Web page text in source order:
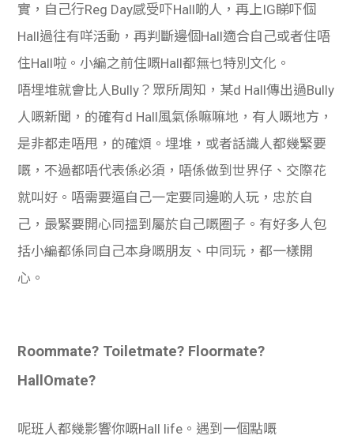
實，自己行Reg Day感受吓Hall啲人，再上IG睇吓個
Hall過往有咩活動，再判斷邊個Hall適合自己或者住唔
住Hall啦。小編之前住嘅Hall都無乜特別文化。
唔埋堆就會比人Bully？眾所周知，某d Hall傳出過Bully
人嘅新聞，的確有d Hall風氣係嘛嘛地，有人嘅地方，
是非都走唔甩，的確煩。埋堆，或者話識人都幾緊要
嘅，不過都唔代表係必須，唔係做到世界仔、交際花
就叫好。唔需要逼自己一定要同邊啲人玩，忠於自
己，最緊要開心同搵到屬於自己嘅圈子。有好多人包
括小編都係同自己本身嘅朋友、中同玩，都一樣開
心。
Roommate? Toiletmate? Floormate?
HallOmate?
呢班人都幾影響你嘅Hall life。遇到一個點嘅